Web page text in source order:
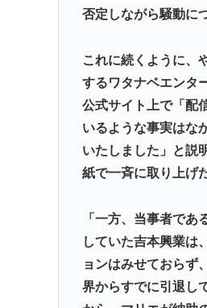
否定しながら騒動に
これに続くように、
するワタナベエンタ
公式サイト上で「配
いるような事実はな
いたしました」と説
紙で一斉に取り上げた
「一方、当事者であ
していた吉本興業は
ョンはみせておらず
界からすでに引退し